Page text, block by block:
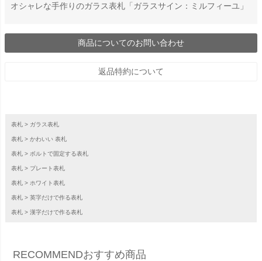
オシャレな手作りのガラス表札「ガラスサイン：ミルフィーユ」
商品についてのお問い合わせ
返品特約について
表札 ガラス表札
表札 かわいい 表札
表札 ボルトで固定する表札
表札 プレート表札
表札 ホワイト表札
表札 英字だけで作る表札
表札 漢字だけで作る表札
RECOMMENDおすすめ商品